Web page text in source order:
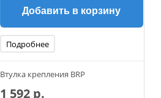
Добавить в корзину
Подробнее
Втулка крепления BRP
1 592 р.